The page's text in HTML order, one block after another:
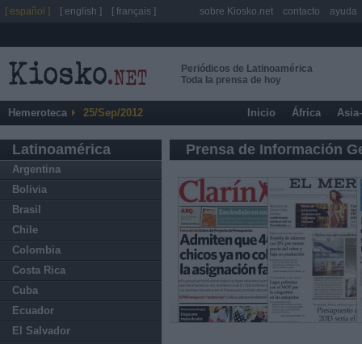
Periódicos de Latinoamérica
Toda la prensa de hoy
Hemeroteca 25/Sep/2012 Inicio África
Latinoamérica
Argentina
Bolivia
Brasil
Chile
Colombia
Costa Rica
Cuba
Ecuador
El Salvador
Prensa de Información
[ español ] [ english ] [ français ] sobre Kiosko.net contacto ayuda